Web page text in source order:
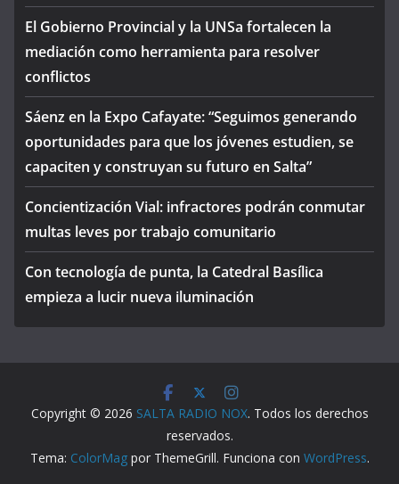
El Gobierno Provincial y la UNSa fortalecen la
mediación como herramienta para resolver
conflictos
Sáenz en la Expo Cafayate: “Seguimos generando
oportunidades para que los jóvenes estudien, se
capaciten y construyan su futuro en Salta”
Concientización Vial: infractores podrán conmutar
multas leves por trabajo comunitario
Con tecnología de punta, la Catedral Basílica
empieza a lucir nueva iluminación
Copyright © 2026 SALTA RADIO NOX. Todos los derechos
reservados.
Tema: ColorMagpor ThemeGrill. Funciona con WordPress.